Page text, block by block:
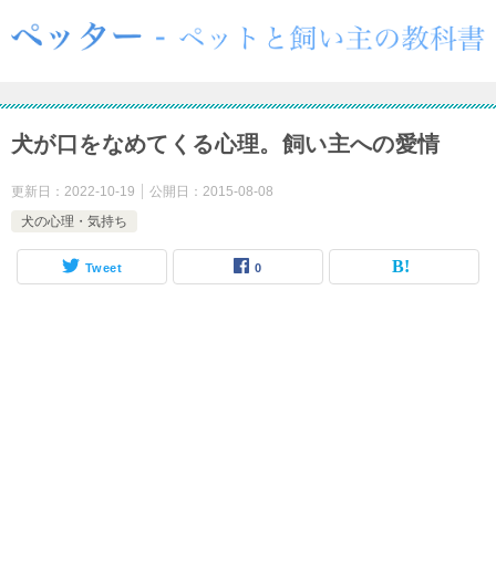
犬が口をなめてくる心理。飼い主への愛情
更新日： 2022-10-19 公開日： 2015-08-08
犬の心理・気持ち
Tweet 0